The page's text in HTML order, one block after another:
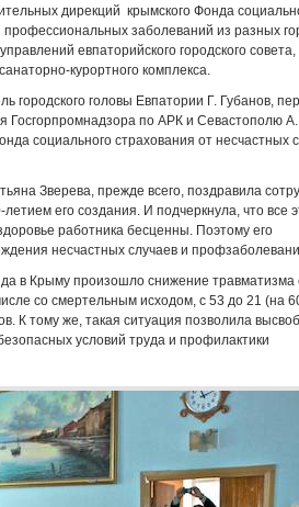
дирекций крымского Фонда
заболеваний из разных
евпаторийского городского
курортного комплекса.
городского головы Евпатории Г. Губанов,
Госгорпромнадзора по АРК и Севастополю А.
социального страхования от несчастных
Зверева, прежде всего, поздравила
его создания. И подчеркнула, что все
работника бесценны. Поэтому его
несчастных случаев и
в Крыму произошло снижение травматизма
со смертельным исходом, с 53 до 21 (на
К тому же, такая ситуация позволила
условий труда и профилактики